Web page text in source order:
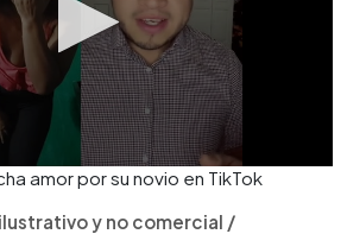
amor por su novio en TikTok
y no comercial /